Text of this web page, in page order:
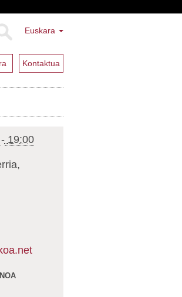
Euskara
Kontaktua
- 19:00